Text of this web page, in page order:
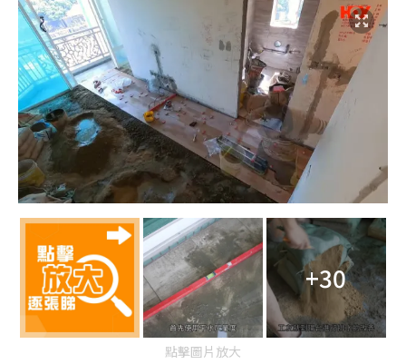
+30
點擊圖片放大